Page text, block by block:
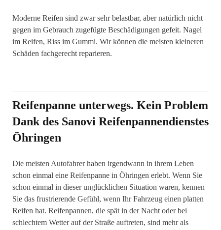
Moderne Reifen sind zwar sehr belastbar, aber natürlich nicht
gegen im Gebrauch zugefügte Beschädigungen gefeit. Nagel
im Reifen, Riss im Gummi. Wir können die meisten kleineren
Schäden fachgerecht reparieren.
Reifenpanne unterwegs. Kein Problem
Dank des Sanovi Reifenpannendienstes
Öhringen
Die meisten Autofahrer haben irgendwann in ihrem Leben
schon einmal eine Reifenpanne in Öhringen erlebt. Wenn Sie
schon einmal in dieser unglücklichen Situation waren, kennen
Sie das frustrierende Gefühl, wenn Ihr Fahrzeug einen platten
Reifen hat. Reifenpannen, die spät in der Nacht oder bei
schlechtem Wetter auf der Straße auftreten, sind mehr als